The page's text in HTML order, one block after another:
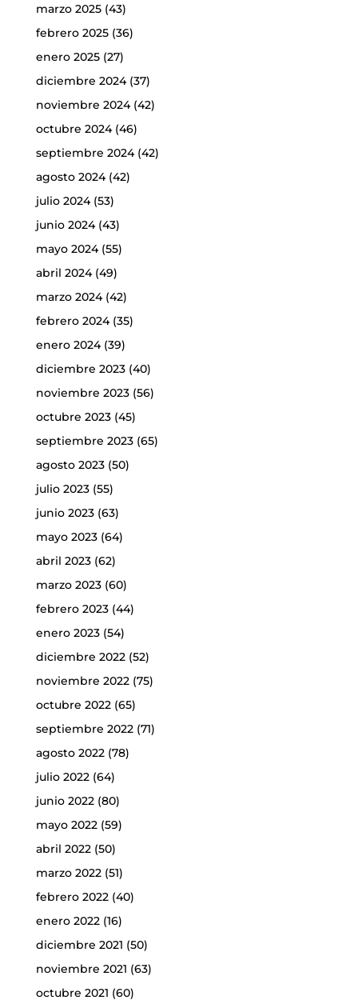
marzo 2025(43)
febrero 2025(36)
enero 2025(27)
diciembre 2024(37)
noviembre 2024(42)
octubre 2024(46)
septiembre 2024(42)
agosto 2024(42)
julio 2024(53)
junio 2024(43)
mayo 2024(55)
abril 2024(49)
marzo 2024(42)
febrero 2024(35)
enero 2024(39)
diciembre 2023(40)
noviembre 2023(56)
octubre 2023(45)
septiembre 2023(65)
agosto 2023(50)
julio 2023(55)
junio 2023(63)
mayo 2023(64)
abril 2023(62)
marzo 2023(60)
febrero 2023(44)
enero 2023(54)
diciembre 2022(52)
noviembre 2022(75)
octubre 2022(65)
septiembre 2022(71)
agosto 2022(78)
julio 2022(64)
junio 2022(80)
mayo 2022(59)
abril 2022(50)
marzo 2022(51)
febrero 2022(40)
enero 2022(16)
diciembre 2021 (50)
noviembre 2021 (63)
octubre 2021 (60)